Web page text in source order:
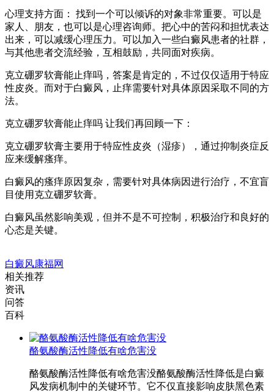
心理支持方面： 找到一个可以倾诉的对象非常重要。可以是
家人、朋友，也可以是心理咨询师。把心中的苦闷和担忧表达
出来，可以减缓心理压力。可以加入一些白癜风患者的社群，
与其他患者交流经验，互相鼓励，共同面对疾病。
克立硼罗软膏能止痒吗，答案是肯定的，不过仅仅适用于特应
性皮炎。而对于白癜风，止痒需要针对具体原因采取不同的方
法。
克立硼罗软膏能止痒吗 让我们再回顾一下：
克立硼罗软膏主要用于特应性皮炎（湿疹），通过抑制炎症反
应来缓解瘙痒。
白癜风的瘙痒原因复杂，需要针对具体病因进行治疗，不宜盲
目使用克立硼罗软膏。
白癜风虽然影响美观，但并不是不可控制，积极治疗和良好的
心态是关键。
白癜风康福网
相关推荐
资讯
问答
百科
酪氨酸酶活性降低有啥危害没
酪氨酸酶活性降低有啥危害没酪氨酸酶活性降低是白癜
风发病机制中的关键环节。它不仅直接影响皮肤黑色素